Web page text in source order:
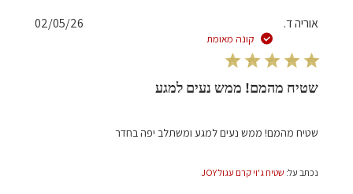
אוריה ד.
קונה מאומת
שטיח מהמם! ממש נעים למגע
שטיח מהמם! ממש נעים למגע ומשתלב יפה בחדר
נכתב על: שטיח ג'וי קרם עגול JOY
תאריך02/05/26